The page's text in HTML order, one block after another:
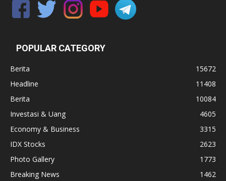
POPULAR CATEGORY
Berita
15672
Headline
11408
Berita
10084
Investasi & Uang
4605
Economy & Business
3315
IDX Stocks
2623
Photo Gallery
1773
Breaking News
1462